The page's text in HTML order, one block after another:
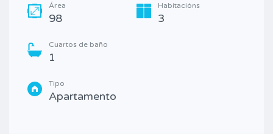
Área
98
Habitacións
3
Cuartos de baño
1
Tipo
Apartamento